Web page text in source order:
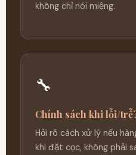
không chỉ nói miệng.
🔧
Chính sách khi lỗi/
Hỏi rõ cách xử lý nếu
khi đặt cọc, không phải